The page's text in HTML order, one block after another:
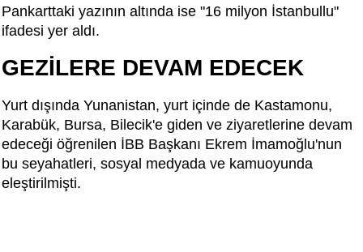
Pankarttaki yazının altında ise "16 milyon İstanbullu"
ifadesi yer aldı.
GEZİLERE DEVAM EDECEK
Yurt dışında Yunanistan, yurt içinde de Kastamonu,
Karabük, Bursa, Bilecik'e giden ve ziyaretlerine devam
edeceği öğrenilen İBB Başkanı Ekrem İmamoğlu'nun
bu seyahatleri, sosyal medyada ve kamuoyunda
eleştirilmişti.